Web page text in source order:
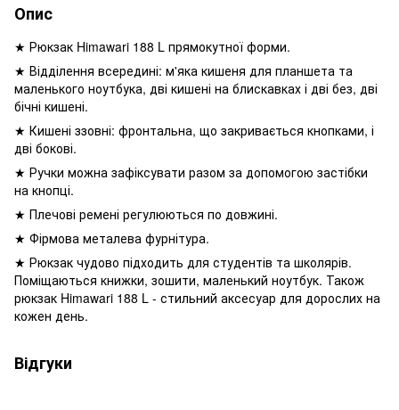
Опис
★ Рюкзак Himawari 188 L прямокутної форми.
★ Відділення всередині: м'яка кишеня для планшета та
маленького ноутбука, дві кишені на блискавках і дві без, дві
бічні кишені.
★ Кишені ззовні: фронтальна, що закривається кнопками, і
дві бокові.
★ Ручки можна зафіксувати разом за допомогою застібки
на кнопці.
★ Плечові ремені регулюються по довжині.
★ Фірмова металева фурнітура.
★ Рюкзак чудово підходить для студентів та школярів.
Поміщаються книжки, зошити, маленький ноутбук. Також
рюкзак Himawari 188 L - стильний аксесуар для дорослих на
кожен день.
Відгуки